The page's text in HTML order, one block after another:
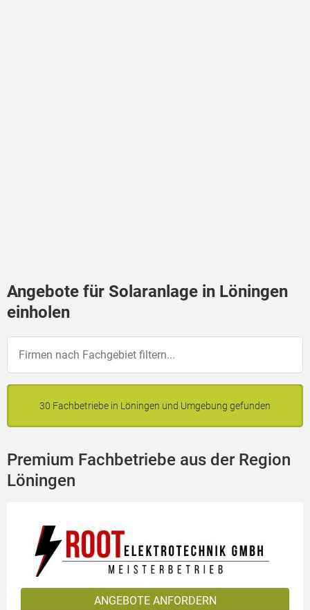
Angebote für Solaranlage in Löningen
einholen
30 Fachbetriebe in Löningen und Umgebung gefunden
Premium Fachbetriebe aus der Region
Löningen
ANGEBOTE ANFORDERN